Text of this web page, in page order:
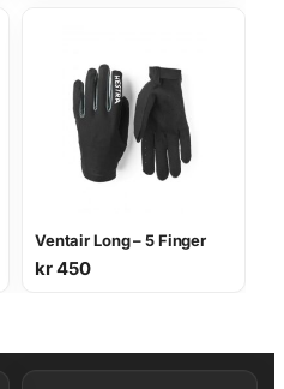
Ventair Long – 5 Finger
kr450